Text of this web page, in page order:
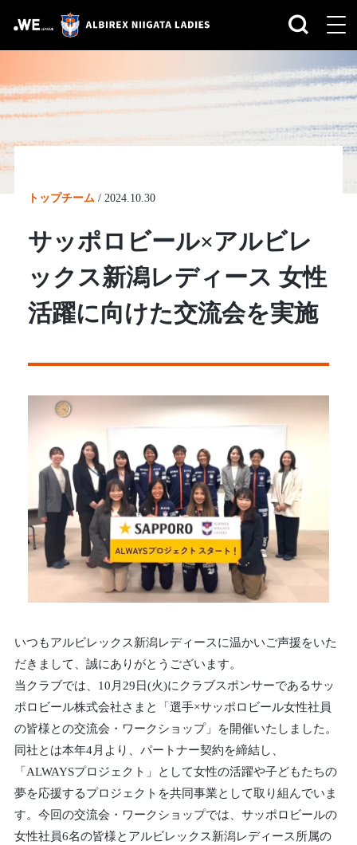
トップチーム / 2024.10.30
サッポロビール×アルビレ
ックス新潟レディース 女性
活躍に向けた交流会を実施
いつもアルビレックス新潟レディースに温かいご声援をいた
だきまして、誠にありがとうございます。
当クラブでは、10月29日(火)にクラブスポンサーであるサッ
ポロビール株式会社さまと「選手×サッポロビール女性社員
の皆様との交流会・ワークショップ」を開催いたしました。
同社とは本年4月より、パートナー契約を締結し、
「ALWAYSプロジェクト」として女性の活躍や子どもたちの
夢を応援するプロジェクトを共同事業として取り組んでいま
す。今回の交流会・ワークショップでは、サッポロビールの
女性社員6名の皆様とアルビレックス新潟レディース所属の